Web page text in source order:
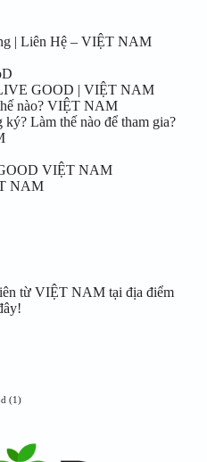
| Liên Hệ – VIỆT NAM
GOOD | VIỆT NAM
nào? VIỆT NAM
Làm thế nào để tham gia?
VIỆT NAM
NAM
từ VIỆT NAM tại địa điểm
(1)